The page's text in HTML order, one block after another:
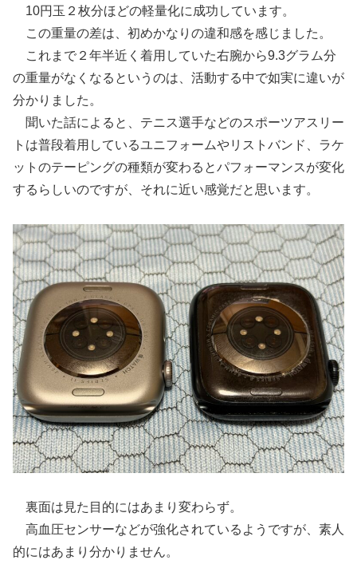
10円玉２枚分ほどの軽量化に成功しています。
この重量の差は、初めかなりの違和感を感じました。
これまで２年半近く着用していた右腕から9.3グラム分
の重量がなくなるというのは、活動する中で如実に違いが
分かりました。
聞いた話によると、テニス選手などのスポーツアスリー
トは普段着用しているユニフォームやリストバンド、ラケ
ットのテーピングの種類が変わるとパフォーマンスが変化
するらしいのですが、それに近い感覚だと思います。
裏面は見た目的にはあまり変わらず。
高血圧センサーなどが強化されているようですが、素人
的にはあまり分かりません。